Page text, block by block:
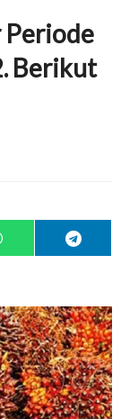
Periode
Berikut